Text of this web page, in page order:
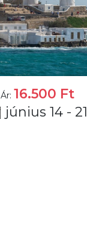
Ár: 16.500 Ft
június 14 - 21